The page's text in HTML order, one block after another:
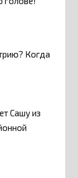
Когда
Сашу из